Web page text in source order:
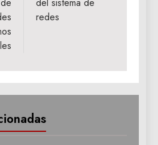
del sistema de
redes